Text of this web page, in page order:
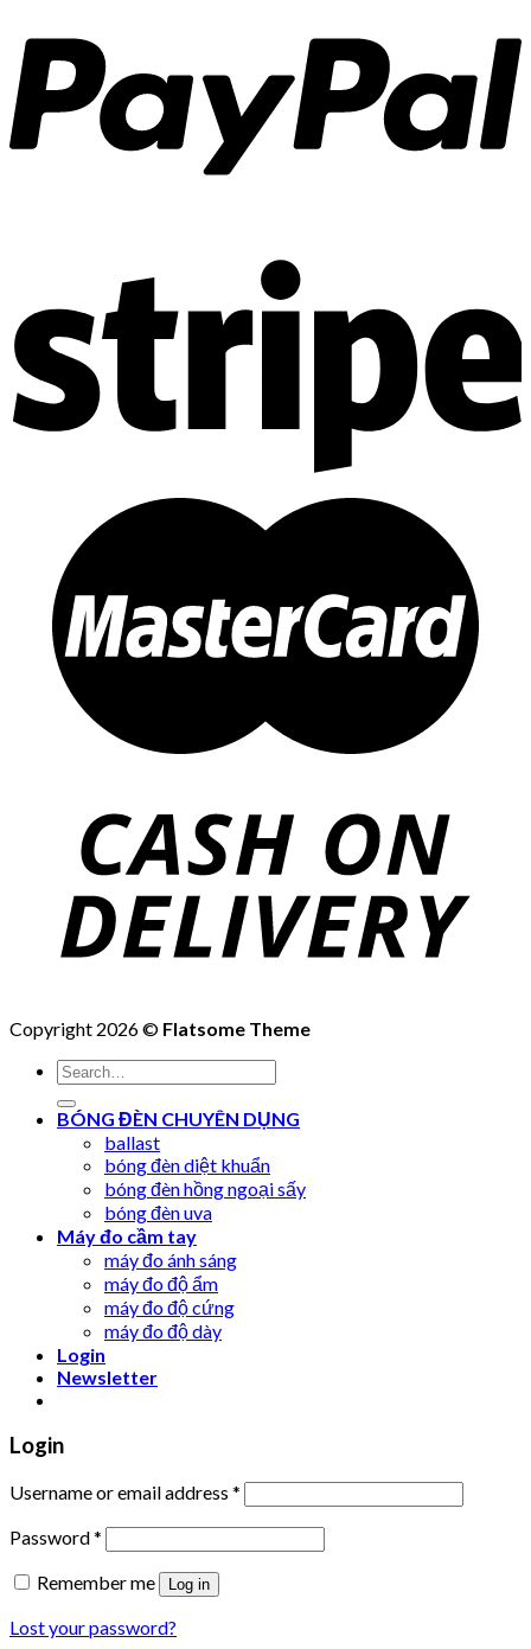
Copyright 2026 © Flatsome Theme
Search
for:
BÓNG ĐÈN CHUYÊN DỤNG
ballast
bóng đèn diệt khuẩn
bóng đèn hồng ngoại sấy
bóng đèn uva
Máy đo cầm tay
máy đo ánh sáng
máy đo độ ẩm
máy đo độ cứng
máy đo độ dày
Login
Newsletter
Login
Username or email address *
Password*
Remember me
Log in
Lost your password?